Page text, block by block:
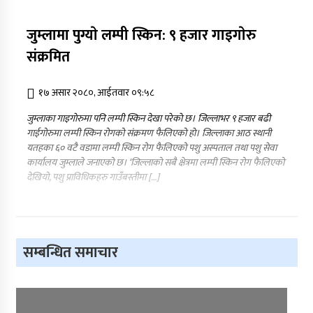
जुम्लामा पुग्याे लम्पी स्किन: ९ हजार गाइगाेरु
संक्रमित
१७ असार २०८०, आईतवार ०९:५८
जुम्लाका गाइगाेरुमा पनि लम्पी स्किन देखा परेकाे छ। जिल्लाभर ९ हजार बढी
गाईगोरुमा लम्पी स्किन रोगको संक्रमण फैलिएको हाे। जिल्लाका आठ स्थानी
यतहका ६० वटै वडामा लम्पी स्किन रोग फैलिएको पशु अस्पताल तथा पशु सेवा
कार्यालय जुम्लाले जनाएको छ। ‘जिल्लाको सबै क्षेत्रमा लम्पी स्किन रोग फैलिएको
देखियो, पशु प्राविधिकहरु गाउँबस्तीमा […]
सम्बन्धित समाचार